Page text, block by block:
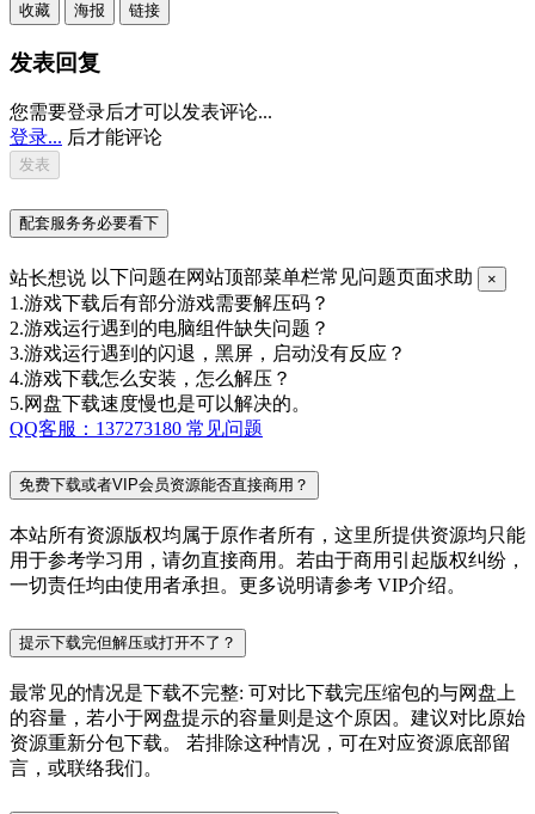
收藏 海报 链接
发表回复
您需要登录后才可以发表评论...
登录... 后才能评论
配套服务务必要看下
站长想说 以下问题在网站顶部菜单栏常见问题页面求助 ×
1.游戏下载后有部分游戏需要解压码？
2.游戏运行遇到的电脑组件缺失问题？
3.游戏运行遇到的闪退，黑屏，启动没有反应？
4.游戏下载怎么安装，怎么解压？
5.网盘下载速度慢也是可以解决的。
QQ客服：137273180 常见问题
免费下载或者VIP会员资源能否直接商用？
本站所有资源版权均属于原作者所有，这里所提供资源均只能
用于参考学习用，请勿直接商用。若由于商用引起版权纠纷，
一切责任均由使用者承担。更多说明请参考 VIP介绍。
提示下载完但解压或打开不了？
最常见的情况是下载不完整: 可对比下载完压缩包的与网盘上
的容量，若小于网盘提示的容量则是这个原因。建议对比原始
资源重新分包下载。 若排除这种情况，可在对应资源底部留
言，或联络我们。